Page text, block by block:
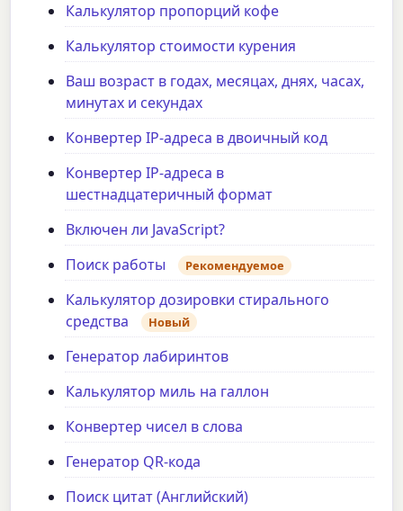
Калькулятор пропорций кофе
Калькулятор стоимости курения
Ваш возраст в годах, месяцах, днях, часах,
минутах и секундах
Конвертер IP-адреса в двоичный код
Конвертер IP-адреса в
шестнадцатеричный формат
Включен ли JavaScript?
Поиск работы
Рекомендуемое
Калькулятор дозировки стирального
средства
Новый
Генератор лабиринтов
Калькулятор миль на галлон
Конвертер чисел в слова
Генератор QR-кода
Поиск цитат (Английский)